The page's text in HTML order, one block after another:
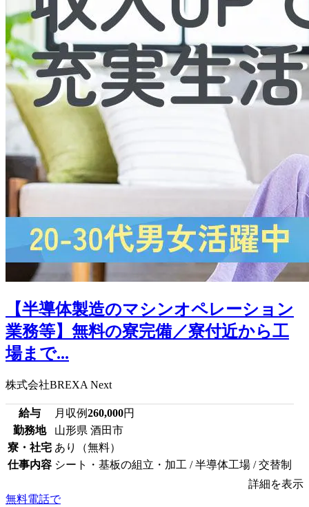
【半導体製造のマシンオペレーション
業務等】無料の寮完備／寮付近から工
場まで...
株式会社BREXA Next
給与 月収例260,000円
勤務地
山形県 酒田市
寮・社宅 あり（無料）
仕事内容 シート・基板の組立・加工 / 半導体工場 / 交替制
詳細を表示
無料電話で